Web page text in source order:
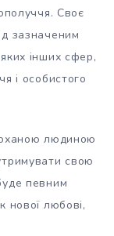
Своє
зазначеним
інших сфер,
і особистого
людиною
свою
певним
нової любові,